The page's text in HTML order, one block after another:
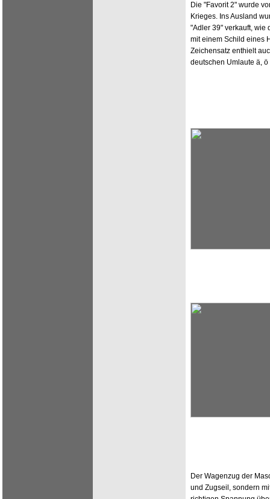
Die "Favorit 2" wurde
Krieges. Ins Ausland
"Adler 39" verkauft, wie
mit einem Schild eines
Zeichensatz enthielt
deutschen Umlaute ä, ö
Der Wagenzug der
und Zugseil, sondern